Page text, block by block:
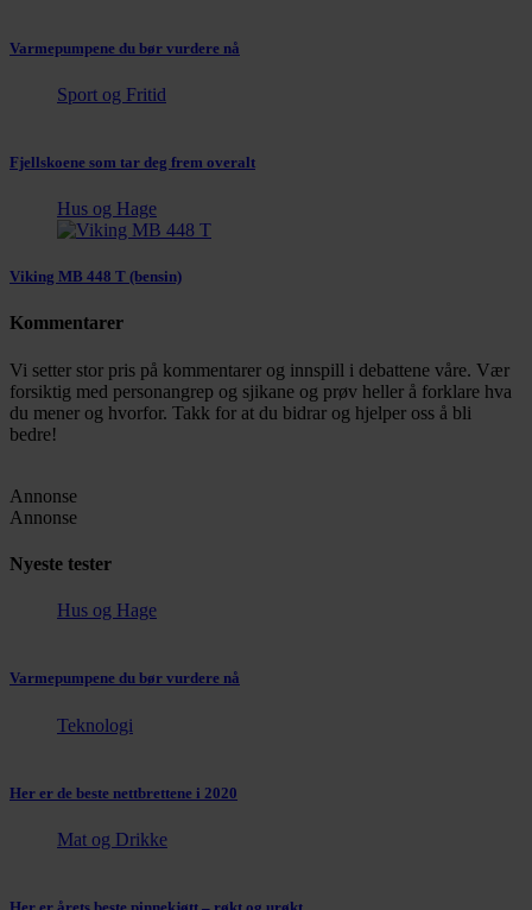
Varmepumpene du bør vurdere nå
Sport og Fritid
Fjellskoene som tar deg frem overalt
Hus og Hage
Viking MB 448 T (bensin)
Kommentarer
Vi setter stor pris på kommentarer og innspill i debattene våre. Vær
forsiktig med personangrep og sjikane og prøv heller å forklare hva
du mener og hvorfor. Takk for at du bidrar og hjelper oss å bli
bedre!
Annonse
Annonse
Nyeste tester
Hus og Hage
Varmepumpene du bør vurdere nå
Teknologi
Her er de beste nettbrettene i 2020
Mat og Drikke